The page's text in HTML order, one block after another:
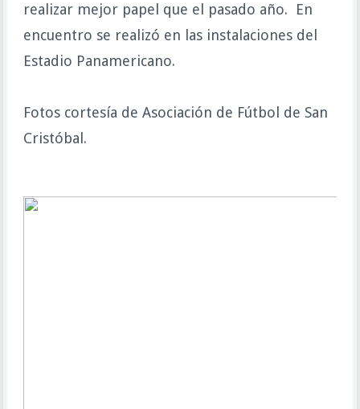
realizar mejor papel que el pasado año. En
encuentro se realizó en las instalaciones del
Estadio Panamericano.
Fotos cortesía de Asociación de Fútbol de San
Cristóbal.